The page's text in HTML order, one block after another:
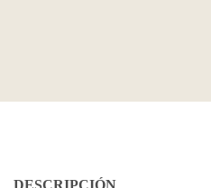
DESCRIPCIÓN